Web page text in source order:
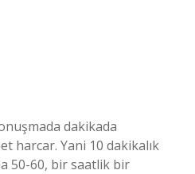
dakikada
harcar. Yani 10 dakikalık
50-60, bir saatlik bir